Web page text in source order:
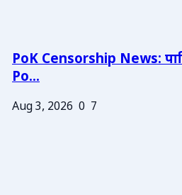
PoK Censorship News:
Po...
Aug 3, 2026 0 7